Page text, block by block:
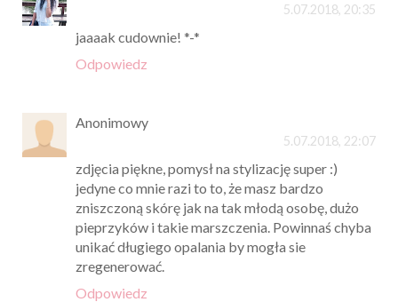
5.07.2018, 20:35
jaaaak cudownie! *-*
Odpowiedz
Anonimowy
5.07.2018, 22:07
zdjęcia piękne, pomysł na stylizację super :)
jedyne co mnie razi to to, że masz bardzo
zniszczoną skórę jak na tak młodą osobę, dużo
pieprzyków i takie marszczenia. Powinnaś chyba
unikać długiego opalania by mogła sie
zregenerować.
Odpowiedz